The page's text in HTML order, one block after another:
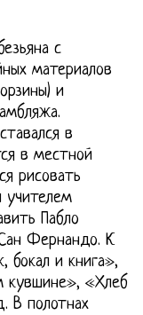
с
материалов
и
в
в местной
рисовать
учителем
Пабло
Фернандо. К
бокал и книга»,
кувшине», «Хлеб
В полотнах